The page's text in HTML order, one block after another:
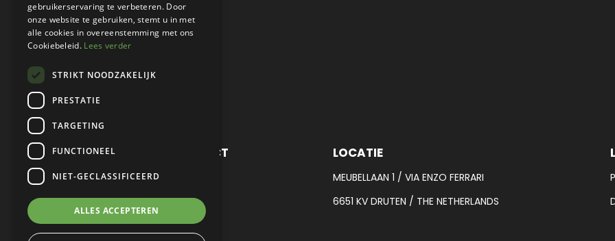
DETAILING
WERKPLAATS EN RESTAURATIE
PARTS
CONTACT
METROPOLE SALES CONTACT
TEL:+31 (0) 88 425 94 00
MAIL:SALES@METROPOLE.NL
LOCATIE
MEUBELLAAN 1 / VIA ENZO FERRARI
6651 KV DRUTEN / THE NETHERLANDS
gebruikerservaring te verbeteren. Door
onze website te gebruiken, stemt u in met
alle cookies in overeenstemming met ons
Cookiebeleid. Lees verder
STRIKT NOODZAKELIJK
PRESTATIE
TARGETING
FUNCTIONEEL
NIET-GECLASSIFICEERD
ALLES ACCEPTEREN